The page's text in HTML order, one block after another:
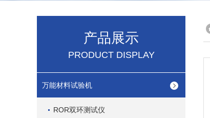
产品展示
PRODUCT DISPLAY
万能材料试验机
ROR双环测试仪